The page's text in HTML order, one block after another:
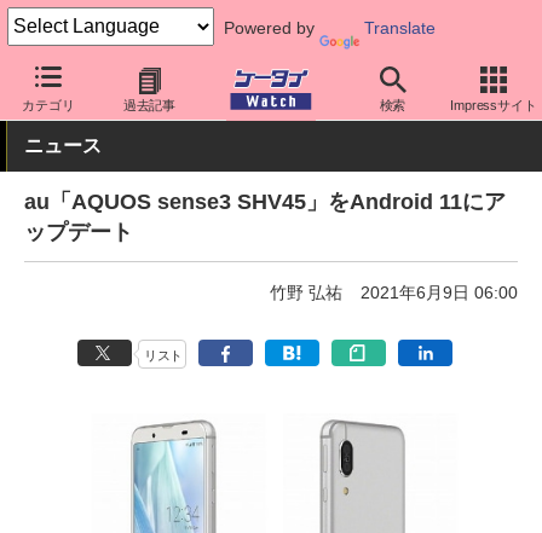
Powered by Translate
カテゴリ 過去記事 検索 Impressサイト
ケータイ Watch キャリア au ソフト更新
ニュース
au「AQUOS sense3 SHV45」をAndroid 11にア
ップデート
竹野 弘祐 2021年6月9日 06:00
リスト